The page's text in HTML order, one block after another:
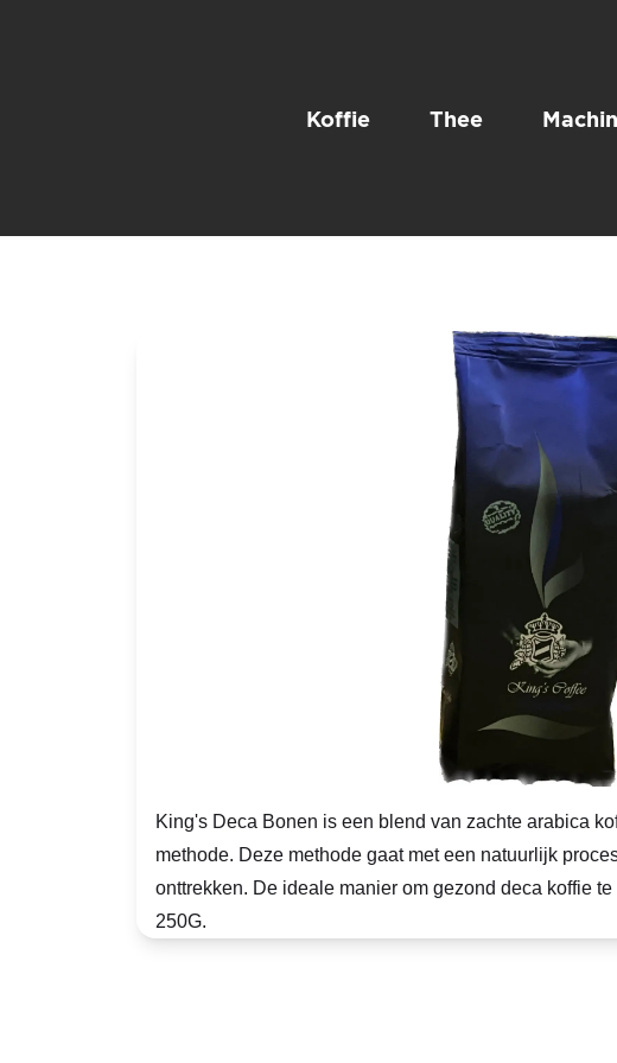
Koffie Thee
King's Deca Bonen is een blend van zachte arabica
methode. Deze methode gaat met een natuurlijk
onttrekken. De ideale manier om gezond deca koffie
250G.